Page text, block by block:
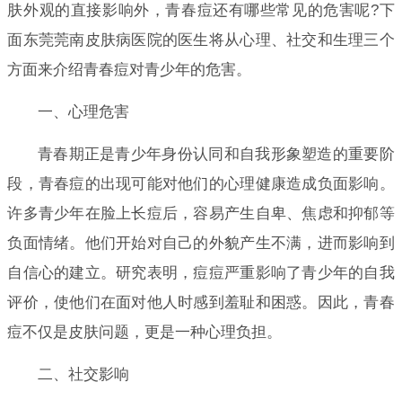
肤外观的直接影响外，青春痘还有哪些常见的危害呢?下
面东莞莞南皮肤病医院的医生将从心理、社交和生理三个
方面来介绍青春痘对青少年的危害。
一、心理危害
青春期正是青少年身份认同和自我形象塑造的重要阶
段，青春痘的出现可能对他们的心理健康造成负面影响。
许多青少年在脸上长痘后，容易产生自卑、焦虑和抑郁等
负面情绪。他们开始对自己的外貌产生不满，进而影响到
自信心的建立。研究表明，痘痘严重影响了青少年的自我
评价，使他们在面对他人时感到羞耻和困惑。因此，青春
痘不仅是皮肤问题，更是一种心理负担。
二、社交影响